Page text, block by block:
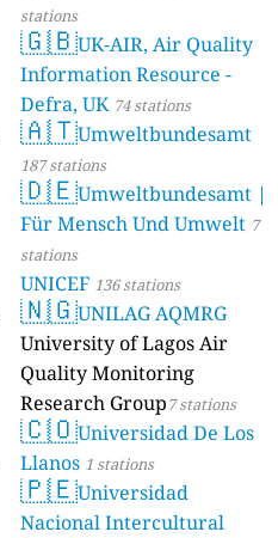
stations
🇬🇧UK-AIR, Air Quality
Information Resource -
Defra, UK 74 stations
🇦🇹Umweltbundesamt
187 stations
🇩🇪Umweltbundesamt |
Für Mensch Und Umwelt 7
stations
UNICEF 136 stations
🇳🇬UNILAG AQMRG
University of Lagos Air
Quality Monitoring
Research Group7 stations
🇨🇴Universidad De Los
Llanos 1 stations
🇵🇪Universidad
Nacional Intercultural